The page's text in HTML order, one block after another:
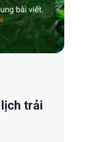
trải